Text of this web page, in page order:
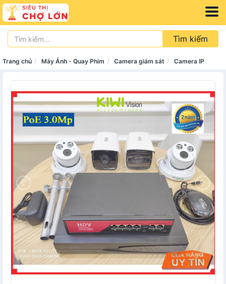
Tìm kiếm
Trang chủ Máy Ảnh - Quay Phim Camera giám sát Camera IP